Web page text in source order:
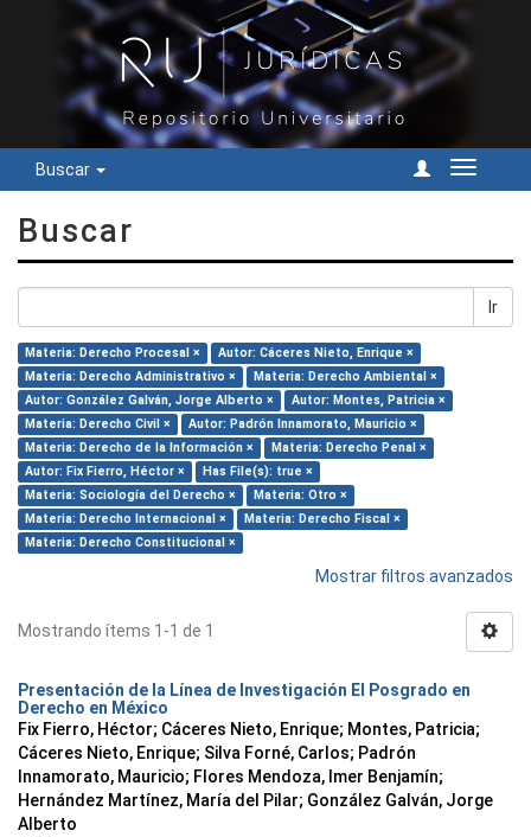
Buscar
Cambiar
Buscar
Ir
Materia: Derecho Procesal ×
Autor: Cáceres Nieto, Enrique ×
Materia: Derecho Administrativo ×
Materia: Derecho Ambiental ×
Autor: González Galván, Jorge Alberto ×
Autor: Montes, Patricia ×
Materia: Derecho Civil ×
Autor: Padrón Innamorato, Mauricio ×
Materia: Derecho de la Información ×
Materia: Derecho Penal ×
Autor: Fix Fierro, Héctor ×
Has File(s): true ×
Materia: Sociología del Derecho ×
Materia: Otro ×
Materia: Derecho Internacional ×
Materia: Derecho Fiscal ×
Materia: Derecho Constitucional ×
Mostrar filtros avanzados
Mostrando ítems 1-1 de 1
Presentación de la Línea de Investigación El Posgrado en
Derecho en México
Fix Fierro, Héctor; Cáceres Nieto, Enrique; Montes, Patricia;
Cáceres Nieto, Enrique; Silva Forné, Carlos; Padrón
Innamorato, Mauricio; Flores Mendoza, Imer Benjamín;
Hernández Martínez, María del Pilar; González Galván, Jorge
Alberto